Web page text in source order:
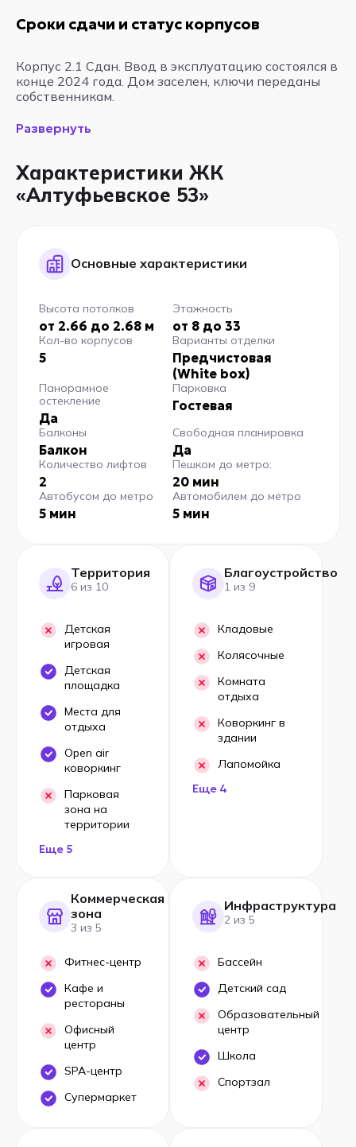
Сроки сдачи и статус корпусов
Корпус 2.1 Сдан. Ввод в эксплуатацию состоялся в
конце 2024 года. Дом заселен, ключи переданы
собственникам.
Развернуть
Характеристики ЖК
«Алтуфьевское 53»
Основные характеристики
Высота потолков
от 2.66 до 2.68 м
Этажность
от 8 до 33
Кол-во корпусов
5
Варианты отделки
Предчистовая
(White box)
Панорамное
остекление
Да
Парковка
Гостевая
Балконы
Балкон
Свободная планировка
Да
Количество лифтов
2
Пешком до метро:
20 мин
Автобусом до метро
5 мин
Автомобилем до метро
5 мин
Территория
6 из 10
Детская
игровая
Детская
площадка
Места для
отдыха
Open air
коворкинг
Парковая
зона на
территории
Еще 5
Благоустройство
1 из 9
Кладовые
Колясочные
Комната
отдыха
Коворкинг в
здании
Лапомойка
Еще 4
Коммерческая
зона
3 из 5
Фитнес-центр
Кафе и
рестораны
Офисный
центр
SPA-центр
Супермаркет
Инфраструктура
2 из 5
Бассейн
Детский сад
Образовательный
центр
Школа
Спортзал